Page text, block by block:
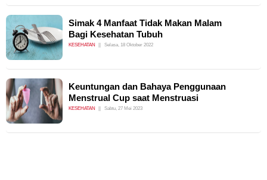
Simak 4 Manfaat Tidak Makan Malam
Bagi Kesehatan Tubuh
KESEHATAN Selasa, 18 Oktober 2022
Keuntungan dan Bahaya Penggunaan
Menstrual Cup saat Menstruasi
KESEHATAN Sabtu, 27 Mei 2023